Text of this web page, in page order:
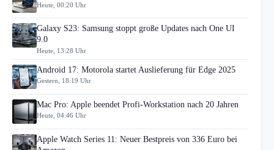
Heute, 00:20 Uhr
Galaxy S23: Samsung stoppt große Updates nach One UI
9.0
Heute, 13:28 Uhr
Android 17: Motorola startet Auslieferung für Edge 2025
Gestern, 18:19 Uhr
Mac Pro: Apple beendet Profi-Workstation nach 20 Jahren
Heute, 04:46 Uhr
Apple Watch Series 11: Neuer Bestpreis von 336 Euro bei